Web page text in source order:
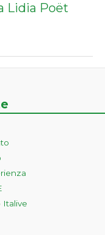
Lidia Poët
Italive